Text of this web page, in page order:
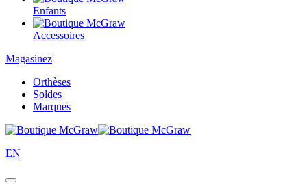
Enfants
Accessoires
Magasinez
Orthèses
Soldes
Marques
EN